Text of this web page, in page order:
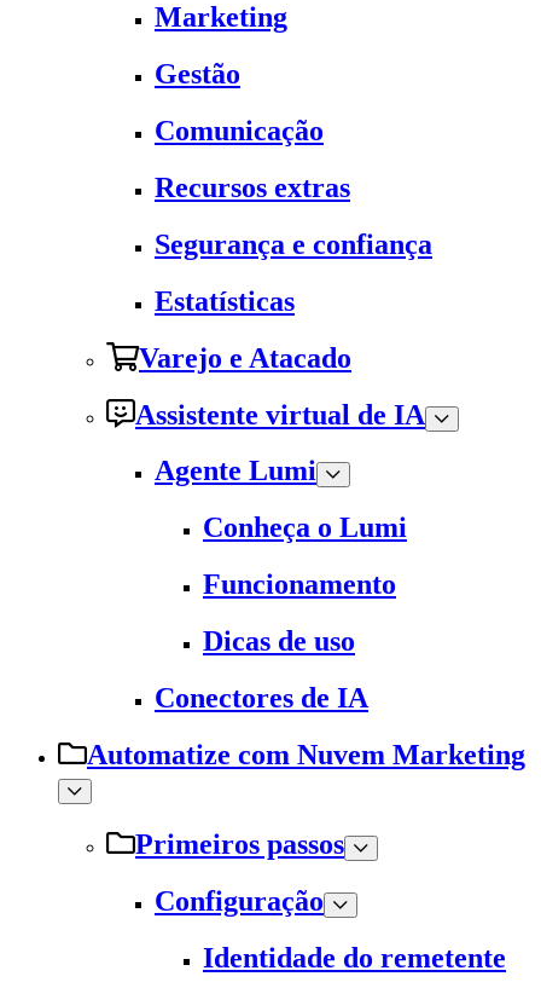
Marketing
Gestão
Comunicação
Recursos extras
Segurança e confiança
Estatísticas
Varejo e Atacado
Assistente virtual de IA
Agente Lumi
Conheça o Lumi
Funcionamento
Dicas de uso
Conectores de IA
Automatize com Nuvem Marketing
Primeiros passos
Configuração
Identidade do remetente